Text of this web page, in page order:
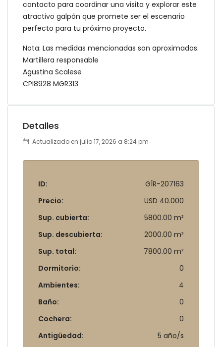
contacto para coordinar una visita y explorar este
atractivo galpón que promete ser el escenario
perfecto para tu próximo proyecto.
Nota: Las medidas mencionadas son aproximadas.
Martillera responsable
Agustina Scalese
CPI8928 MGR313
Detalles
Actualizado en julio 17, 2026 a 8:24 pm
ID:
GÍR-207163
Precio:
USD 40.000
Sup. cubierta:
5800.00 m²
Sup. descubierta:
2000.00 m²
Sup. total:
7800.00 m²
Dormitorio:
0
Ambientes:
4
Baño:
0
Cochera:
0
Antigüedad:
5 año/s